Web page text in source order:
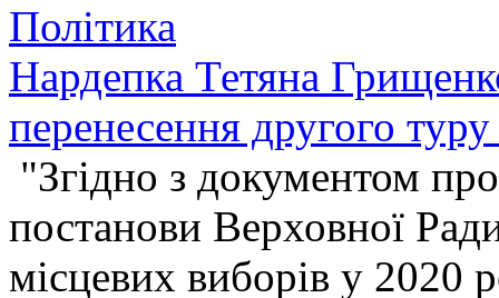
Політика
Нардепка Тетяна
перенесення другого
"Згідно з документом
постанови Верховної
місцевих виборів у 2020